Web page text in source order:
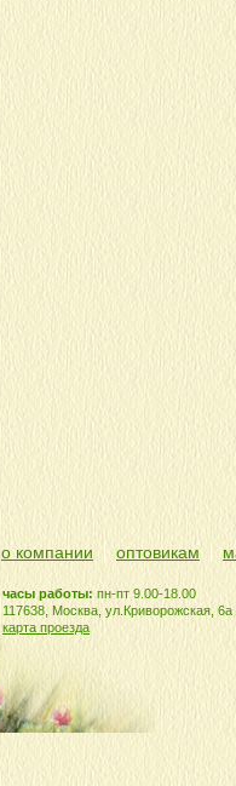
часы работы: пн-пт 9.00-18.00
117638, Москва, ул.Криворожская, 6а
карта проезда
о компании оптовикам